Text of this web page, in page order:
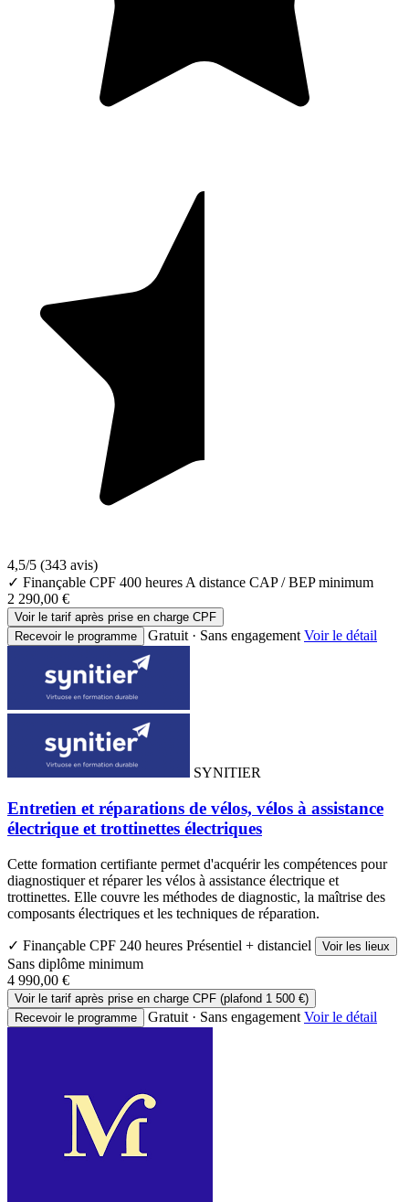
4,5/5 (343 avis)
✓ Finançable CPF 400 heures A distance CAP / BEP minimum
2 290,00 €
Voir le tarif après prise en charge CPF
Recevoir le programme
Gratuit · Sans engagement Voir le détail
SYNITIER
Entretien et réparations de vélos, vélos à assistance
électrique et trottinettes électriques
Cette formation certifiante permet d'acquérir les compétences pour
diagnostiquer et réparer les vélos à assistance électrique et
trottinettes. Elle couvre les méthodes de diagnostic, la maîtrise des
composants électriques et les techniques de réparation.
✓ Finançable CPF 240 heures Présentiel + distanciel Voir les lieux
Sans diplôme minimum
4 990,00 €
Voir le tarif après prise en charge CPF (plafond 1 500 €)
Recevoir le programme
Gratuit · Sans engagement Voir le détail